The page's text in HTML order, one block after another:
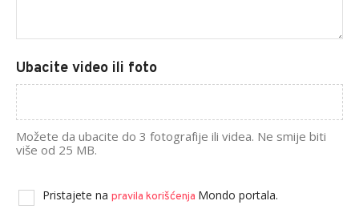
Ubacite video ili foto
Možete da ubacite do 3 fotografije ili videa. Ne smije biti
više od 25 MB.
Pristajete na pravila korišćenja Mondo portala.